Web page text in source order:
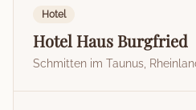
Hotel
Hotel Haus Burgfried
Schmitten im Taunus